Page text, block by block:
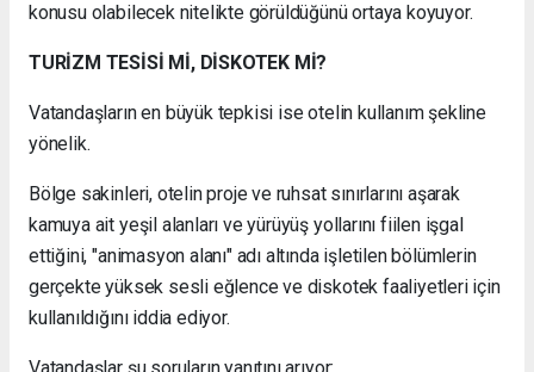
konusu olabilecek nitelikte görüldüğünü ortaya koyuyor.
TURİZM TESİSİ Mİ, DİSKOTEK Mİ?
Vatandaşların en büyük tepkisi ise otelin kullanım şekline
yönelik.
Bölge sakinleri, otelin proje ve ruhsat sınırlarını aşarak
kamuya ait yeşil alanları ve yürüyüş yollarını fiilen işgal
ettiğini, "animasyon alanı" adı altında işletilen bölümlerin
gerçekte yüksek sesli eğlence ve diskotek faaliyetleri için
kullanıldığını iddia ediyor.